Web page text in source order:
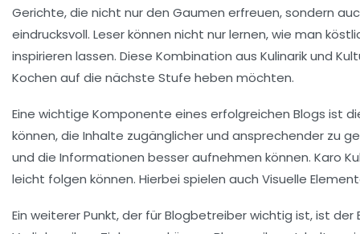
Gerichte, die nicht nur den Gaumen erfreuen, sondern
eindrucksvoll. Leser können nicht nur lernen, wie man
inspirieren lassen. Diese Kombination aus Kulinarikund
Kochen auf die nächste Stufe heben möchten.
Eine wichtige Komponente eines erfolgreichen Blogs ist
können, die Inhalte zugänglicher und ansprechender zu
und die Informationen besser aufnehmen können. Karo
leicht folgen können. Hierbei spielen auch Visuelle
Ein weiterer Punkt, der für Blogbetreiber wichtig ist, ist der